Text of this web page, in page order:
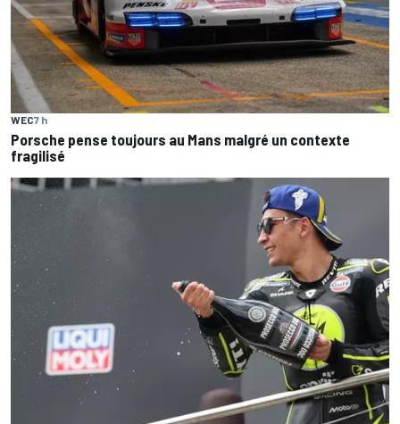
WEC7 h
Porsche pense toujours au Mans malgré un contexte
fragilisé